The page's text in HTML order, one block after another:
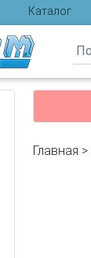
Каталог
Отзывы
Главная >